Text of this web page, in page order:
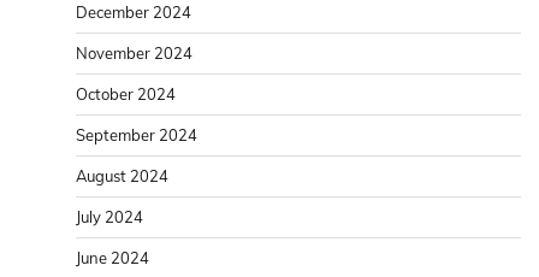
December 2024
November 2024
October 2024
September 2024
August 2024
July 2024
June 2024